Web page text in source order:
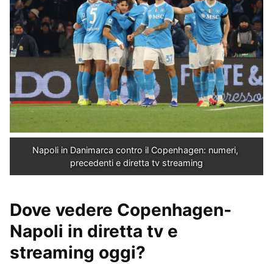
Napoli in Danimarca contro il Copenhagen: numeri,
precedenti e diretta tv streaming
Dove vedere Copenhagen-
Napoli in diretta tv e
streaming oggi?